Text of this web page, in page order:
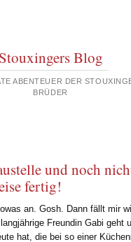
Stouxingers Blog
ABENTEUER DER
BRÜDER
und noch
fertig!
an. Gosh. Dann fällt mir
Freundin Gabi geht
hat, die bei so einer